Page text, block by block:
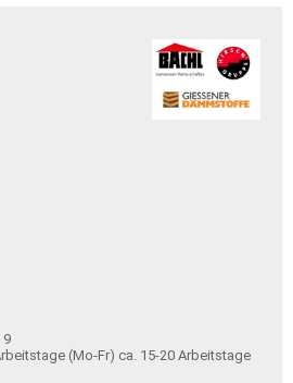
9
ca. 15-20 Arbeitstage